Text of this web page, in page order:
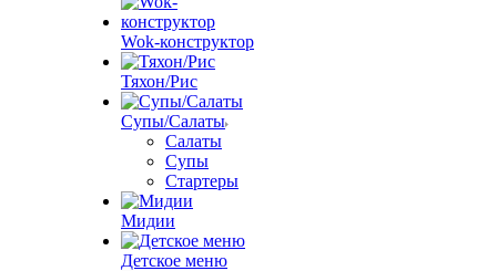
Wok-конструктор
Тяхон/Рис
Супы/Салаты
Салаты
Супы
Стартеры
Мидии
Детское меню